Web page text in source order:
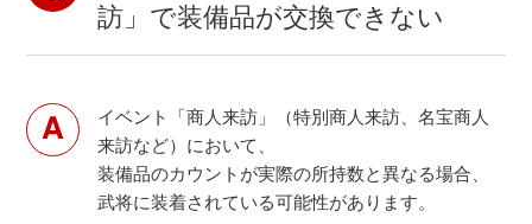
訪」で装備品が交換できない
イベント「商人来訪」（特別商人来訪、名宝商人
来訪など）において、
装備品のカウントが実際の所持数と異なる場合、
武将に装着されている可能性があります。